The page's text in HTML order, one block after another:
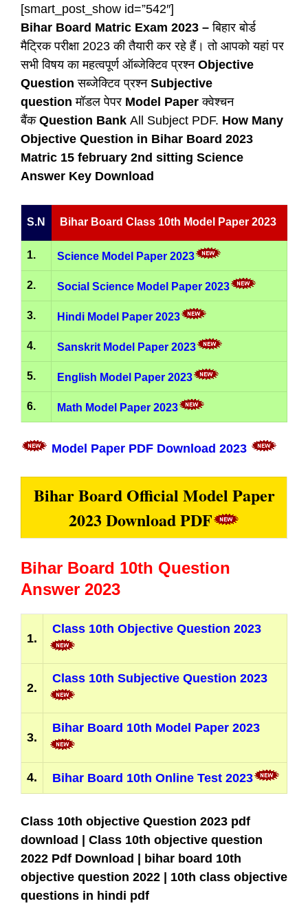
[smart_post_show id=”542″]
Bihar Board Matric Exam 2023 –बिहार बोर्ड
मैट्रिक परीक्षा 2023 की तैयारी कर रहे हैं। तो आपको यहां पर
सभी विषय का महत्वपूर्ण ऑब्जेक्टिव प्रश्न Objective
Question सब्जेक्टिव प्रश्न Subjective
question मॉडल पेपर Model Paperक्वेश्चन
बैंक Question Bank All Subject PDF. How Many
Objective Question in Bihar Board 2023
Matric 15 february 2nd sitting Science
Answer Key Download
S.N Bihar Board Class 10th Model Paper 2023
1. Science Model Paper 2023
2. Social Science Model Paper 2023
3. Hindi Model Paper 2023
4. Sanskrit Model Paper 2023
5. English Model Paper 2023
6. Math Model Paper 2023
Model Paper PDF Download 2023
Bihar Board Official Model Paper
2023 Download PDF
Bihar Board 10th Question
Answer 2023
1.
Class 10th Objective Question 2023
2.
Class 10th Subjective Question 2023
3.
Bihar Board 10th Model Paper 2023
4. Bihar Board 10th Online Test 2023
Class 10th objective Question 2023 pdf
download | Class 10th objective question
2022 Pdf Download | bihar board 10th
objective question 2022 | 10th class objective
questions in hindi pdf